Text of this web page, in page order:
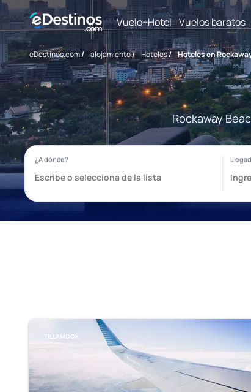
Vuelo+Hotel Vuelos baratos
eDestinos.com/ alojamiento/ Hoteles/ Hoteles en
Rockaway
TILLAMOOK